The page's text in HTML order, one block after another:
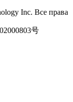
Inc. Все права
号